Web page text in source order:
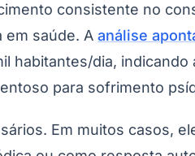
consistente no
em saúde. A análise
habitantes/dia,
para sofrimento
Em muitos casos,